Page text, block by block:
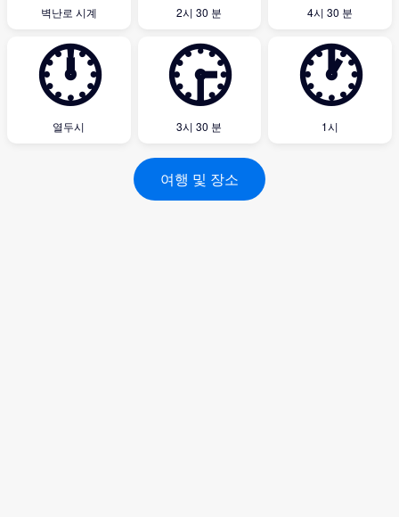
벽난로 시계 2시 30 분 4시 30 분
🕛
열두시
🕞
3시 30 분
🕐
1시
여행 및 장소